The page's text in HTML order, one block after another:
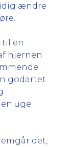
ændre
til en
hjernen
godartet
uge
det,